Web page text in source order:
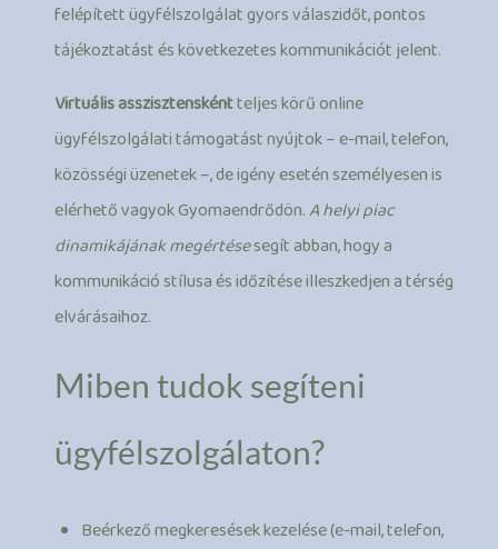
felépített ügyfélszolgálat gyors válaszidőt, pontos
tájékoztatást és következetes kommunikációt jelent.
Virtuális asszisztenskéntteljes körű online
ügyfélszolgálati támogatást nyújtok – e-mail, telefon,
közösségi üzenetek –, de igény esetén személyesen is
elérhető vagyok Gyomaendrődön.A helyi piac
dinamikájának megértésesegít abban, hogy a
kommunikáció stílusa és időzítése illeszkedjen a térség
elvárásaihoz.
Miben tudok segíteni
ügyfélszolgálaton?
Beérkező megkeresések kezelése (e-mail, telefon,